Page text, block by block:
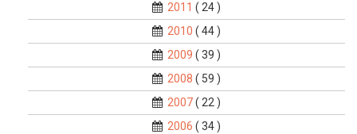
2011 ( 24 )
2010 ( 44 )
2009 ( 39 )
2008 ( 59 )
2007( 22 )
2006 ( 34 )